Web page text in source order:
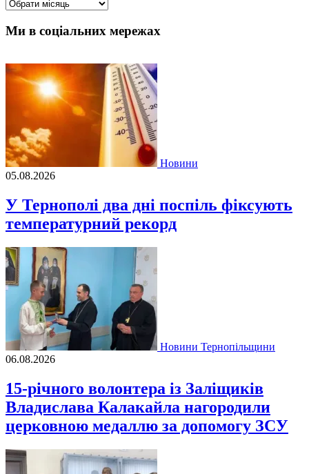
Ми в соціальних мережах
Новини
05.08.2026
У Тернополі два дні поспіль фіксують
температурний рекорд
Новини Тернопільщини
06.08.2026
15-річного волонтера із Заліщиків
Владислава Калакайла нагородили
церковною медаллю за допомогу ЗСУ